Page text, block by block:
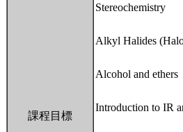
課程目標
Stereochemistry
Alkyl Halides
Alcohol and ethers
Introduction to IR